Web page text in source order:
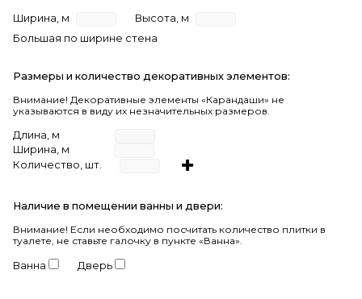
Ширина, м
Высота, м
Большая по ширине стена
Размеры и количество декоративных элементов:
Внимание! Декоративные элементы «Карандаши» не
указываются в виду их незначительных размеров.
Длина, м
Ширина, м
Количество, шт.
Наличие в помещении ванны и двери:
Внимание! Если необходимо посчитать количество плитки в
туалете, не ставьте галочку в пункте «Ванна».
Ванна Дверь